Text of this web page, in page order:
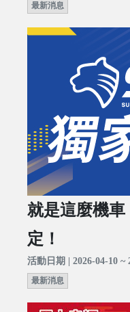
最新消息
就是這麼機
定！
活動日期 | 2026-04-10 ~
最新消息